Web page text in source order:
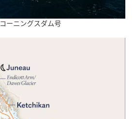
コーニングスダム号